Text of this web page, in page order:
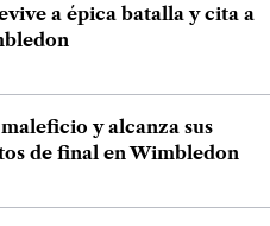
a épica batalla y cita a
y alcanza sus
de final en Wimbledon